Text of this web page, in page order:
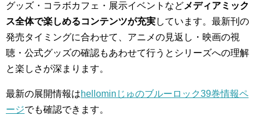
グッズ・コラボカフェ・展示イベントなどメディアミック
ス全体で楽しめるコンテンツが充実しています。最新刊の
発売タイミングに合わせて、アニメの見返し・映画の視
聴・公式グッズの確認もあわせて行うとシリーズへの理解
と楽しさが深まります。
最新の展開情報はhellominじゅのブルーロック39巻情報ペ
ージでも確認できます。